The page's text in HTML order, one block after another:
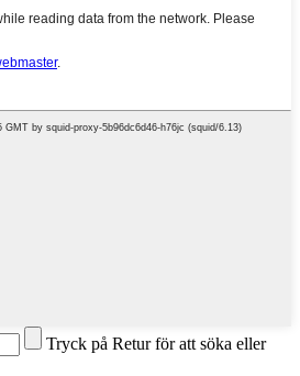
Tryck på Retur för att söka eller